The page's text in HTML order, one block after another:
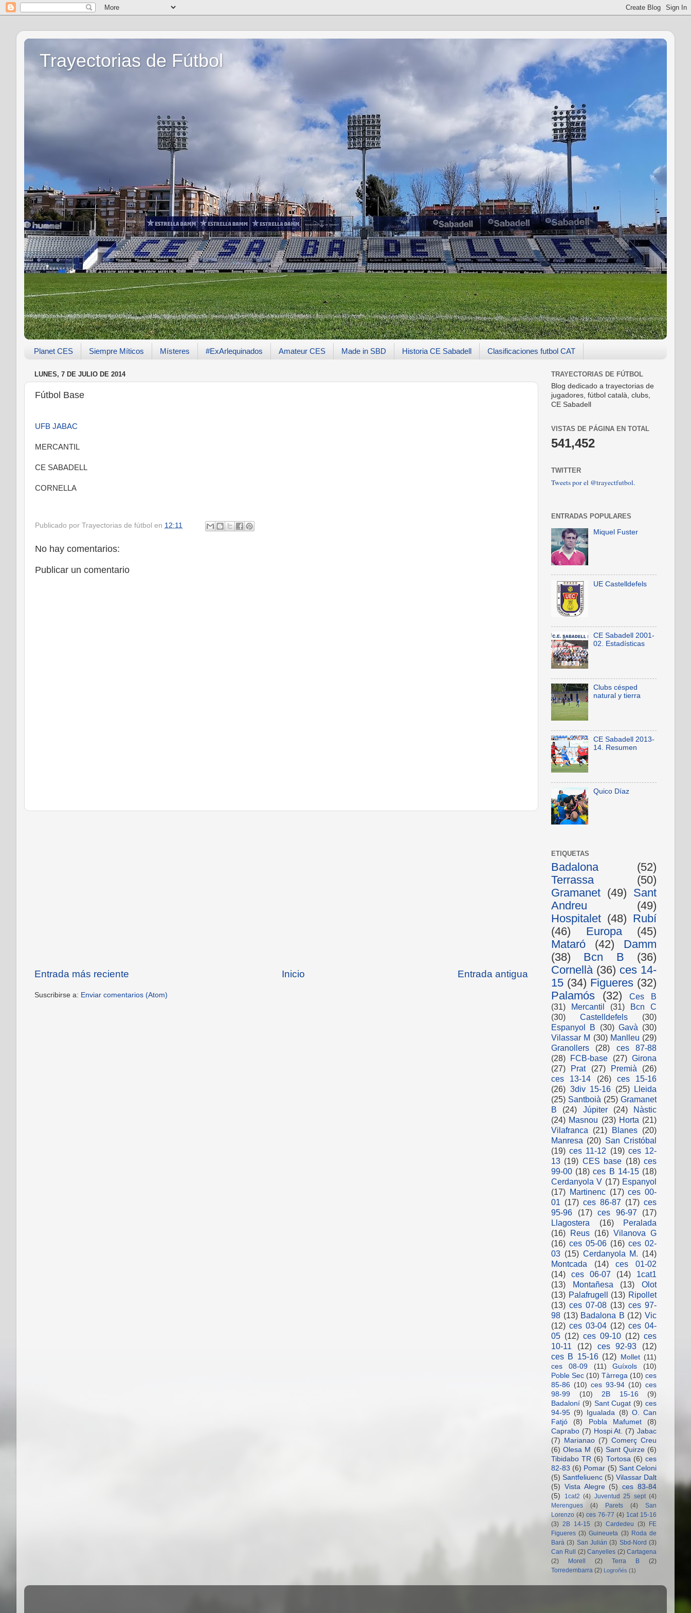
Trayectorias de Fútbol
Planet CES Siempre Míticos Místeres #ExArlequinados Amateur CES Made in SBD Historia CE Sabadell Clasificaciones futbol CAT
LUNES, 7 DE JULIO DE 2014
Fútbol Base
UFB JABAC
MERCANTIL
CE SABADELL
CORNELLA
Publicado por Trayectorias de fútbol en 12:11
No hay comentarios:
Publicar un comentario
Entrada más reciente Entrada antigua
Inicio
Suscribirse a: Enviar comentarios (Atom)
TRAYECTORIAS DE FÚTBOL
Blog dedicado a trayectorias de
jugadores, fútbol català, clubs,
CE Sabadell
VISTAS DE PÁGINA EN TOTAL
541,452
TWITTER
Tweets por el @trayectfutbol.
ENTRADAS POPULARES
Miquel Fuster
UE Castelldefels
CE Sabadell 2001-
02. Estadísticas
Clubs césped
natural y tierra
CE Sabadell 2013-
14. Resumen
Quico Díaz
ETIQUETAS
Badalona
(52)
Terrassa
(50)
Gramanet (49) Sant
Andreu
(49)
Hospitalet (48) Rubí
(46)
Europa
(45)
Mataró
(42)
Damm
(38)
Bcn B
(36)
Cornellà (36) ces 14-
15 (34) Figueres (32)
Palamós
(32)
Ces B
(31)
Mercantil (31)
Bcn C
(30)
Castelldefels
(30)
Espanyol B
(30) Gavà (30)
Vilassar M (30) Manlleu (29)
Granollers
(28)
ces 87-88
(28) FCB-base (27) Girona
(27)
Prat (27) Premià
(26)
ces 13-14
(26)
ces 15-16
(26) 3div 15-16 (25) Lleida
(25) Santboià (25) Gramanet
B
(24) Júpiter (24)
Nàstic
(24) Masnou (23) Horta (21)
Vilafranca
(21) Blanes (20)
Manresa (20) San Cristóbal
(19) ces 11-12 (19) ces 12-
13 (19) CES base (18) ces
99-00 (18) ces B 14-15 (18)
Cerdanyola V (17) Espanyol
(17) Martinenc (17) ces 00-
01 (17) ces 86-87 (17) ces
95-96
(17) ces 96-97
(17)
Llagostera
(16)
Peralada
(16) Reus (16) Vilanova G
(16) ces 05-06 (16) ces 02-
03 (15) Cerdanyola M. (14)
Montcada
(14)
ces 01-02
(14)
ces 06-07 (14)
1cat1
(13)
Montañesa (13)
Olot
(13) Palafrugell (13) Ripollet
(13) ces 07-08 (13) ces 97-
98 (13) Badalona B (12) Vic
(12) ces 03-04 (12) ces 04-
05 (12) ces 09-10 (12) ces
10-11
(12) ces 92-93
(12)
ces B 15-16 (12) Mollet (11)
ces 08-09
(11) Guíxols
(10)
Poble Sec (10) Tàrrega (10) ces
85-86 (10) ces 93-94 (10) ces
98-99
(10) 2B 15-16
(9)
Badaloní (9) Sant Cugat (9) ces
94-95 (9) Igualada (8) O. Can
Fatjó
(8) Pobla Mafumet
(8)
Caprabo (7) Hospi At. (7) Jabac
(7)
Marianao (7) Comerç Creu
(6) Olesa M (6) Sant Quirze (6)
Tibidabo TR (6) Tortosa (6) ces
82-83 (6) Pomar (5) Sant Celoni
(5) Santfeliuenc (5) Vilassar Dalt
(5) Vista Alegre (5)
ces 83-84
(5)
1cat2 (4) Juventud 25 sept (4)
Merengues
(4) Parets (4)
San
Lorenzo (4) ces 76-77 (4) 1cat 15-16
(3) 2B 14-15 (3) Cardedeu (3)
FE
Figueres (3) Guineueta (3) Roda de
Barà (3) San Julián (3) Sbd-Nord (3)
Can Rull
(2) Canyelles (2) Cartagena
(2)
Morell (2) Terra B
(2)
Torredembarra (2) Logroñés (1)